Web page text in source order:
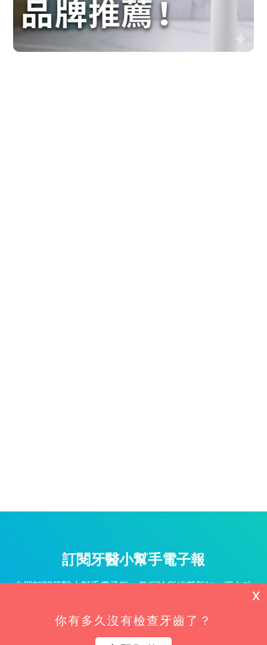
訂閱牙醫小幫手電子報
立即訂閱牙醫小幫手電子報，掌握診所經營新知、平台功
你有多久沒有檢查牙齒了？
X